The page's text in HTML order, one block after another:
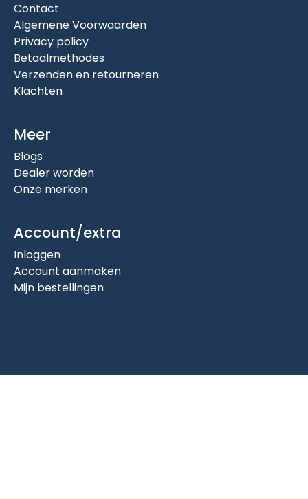
Contact
Algemene Voorwaarden
Privacy policy
Betaalmethodes
Verzenden en retourneren
Klachten
Meer
Blogs
Dealer worden
Onze merken
Account/extra
Inloggen
Account aanmaken
Mijn bestellingen